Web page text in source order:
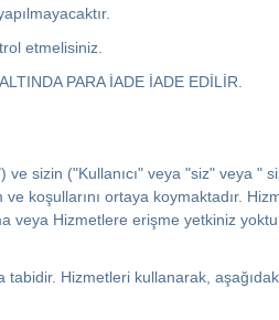
etmelisiniz.
PARA İADE İADE EDİLİR.
sizin ("Kullanıcı" veya "siz" veya "
koşullarını ortaya koymaktadır.
veya Hizmetlere erişme yetkiniz
Hizmetleri kullanarak,